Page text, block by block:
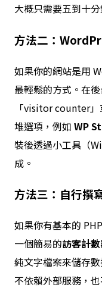
大概只需要五到十分
方法二：
如果你的網站是用
最輕鬆的方式。在
「visitor counter
堆選項，例如 WP
裝後透過小工具（
成。
方法三：自行撰
如果你有基本的
一個簡易的訪客計
純文字檔案來儲存
不依賴外部服務，